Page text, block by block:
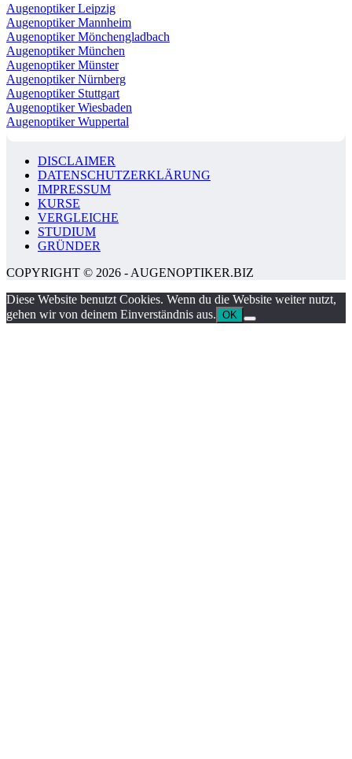
Augenoptiker Leipzig
Augenoptiker Mannheim
Augenoptiker Mönchengladbach
Augenoptiker München
Augenoptiker Münster
Augenoptiker Nürnberg
Augenoptiker Stuttgart
Augenoptiker Wiesbaden
Augenoptiker Wuppertal
DISCLAIMER
DATENSCHUTZERKLÄRUNG
IMPRESSUM
KURSE
VERGLEICHE
STUDIUM
GRÜNDER
COPYRIGHT © 2026 - AUGENOPTIKER.BIZ
Diese Website benutzt Cookies. Wenn du die Website weiter nutzt,
gehen wir von deinem Einverständnis aus. OK